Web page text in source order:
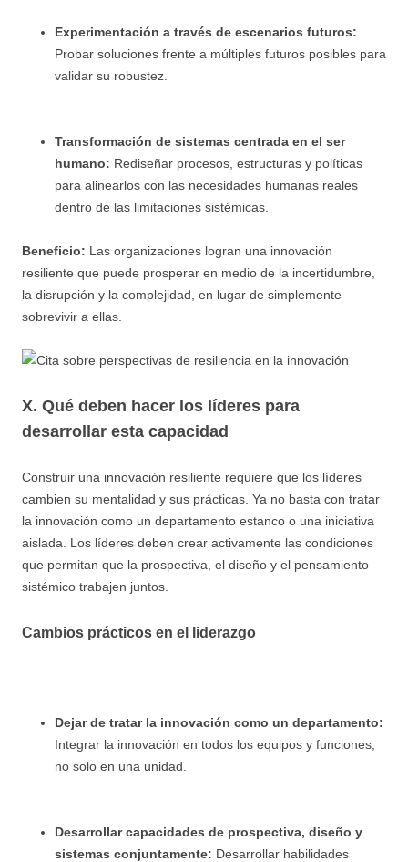
Experimentación a través de escenarios futuros:
Probar soluciones frente a múltiples futuros posibles para
validar su robustez.
Transformación de sistemas centrada en el ser
humano: Rediseñar procesos, estructuras y políticas
para alinearlos con las necesidades humanas reales
dentro de las limitaciones sistémicas.
Beneficio: Las organizaciones logran una innovación
resiliente que puede prosperar en medio de la incertidumbre,
la disrupción y la complejidad, en lugar de simplemente
sobrevivir a ellas.
X. Qué deben hacer los líderes para
desarrollar esta capacidad
Construir una innovación resiliente requiere que los líderes
cambien su mentalidad y sus prácticas. Ya no basta con tratar
la innovación como un departamento estanco o una iniciativa
aislada. Los líderes deben crear activamente las condiciones
que permitan que la prospectiva, el diseño y el pensamiento
sistémico trabajen juntos.
Cambios prácticos en el liderazgo
Dejar de tratar la innovación como un departamento:
Integrar la innovación en todos los equipos y funciones,
no solo en una unidad.
Desarrollar capacidades de prospectiva, diseño y
sistemas conjuntamente: Desarrollar habilidades